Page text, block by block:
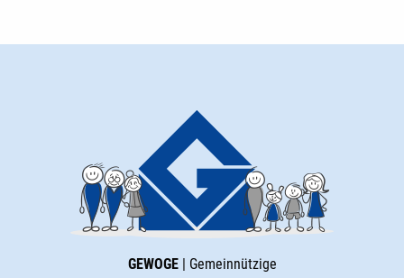
GEWOGE| Gemeinnützige